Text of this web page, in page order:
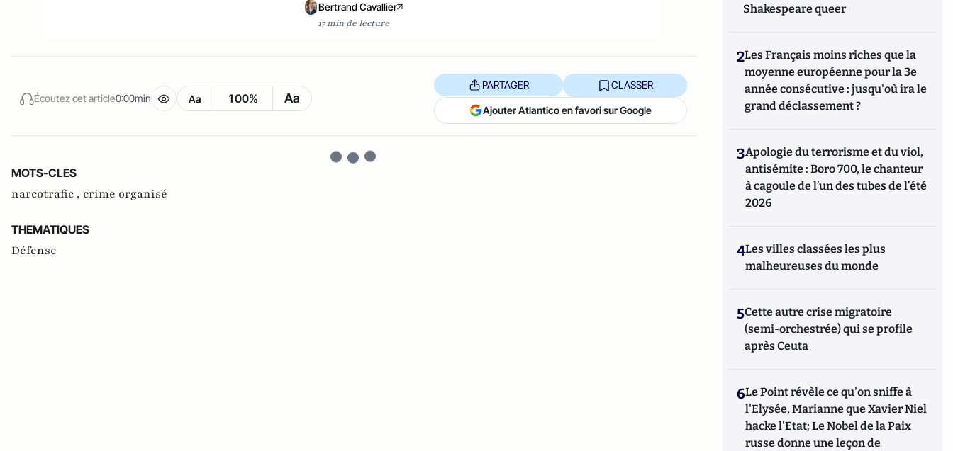
Bertrand Cavallier
17 min de lecture
Écoutez cet article0:00min Aa 100% Aa
PARTAGER CLASSER
Ajouter Atlantico en favori sur Google
MOTS-CLES
narcotrafic , crime organisé
THEMATIQUES
Défense
Shakespeare queer
2Les Français moins riches que la
moyenne européenne pour la 3e
année consécutive : jusqu'où ira le
grand déclassement ?
3Apologie du terrorisme et du viol,
antisémite : Boro 700, le chanteur
à cagoule de l’un des tubes de l’été
2026
4Les villes classées les plus
malheureuses du monde
5Cette autre crise migratoire
(semi-orchestrée) qui se profile
après Ceuta
6Le Point révèle ce qu'on sniffe à
l'Elysée, Marianne que Xavier Niel
hacke l'Etat; Le Nobel de la Paix
russe donne une leçon de